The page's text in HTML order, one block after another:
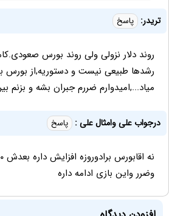
تریدر: پاسخ
روند دلار نزولی ولی روند بورس
رشدها طبیعی نیست و دستوریه,از بورس
میاد...,امیدوارم ضررم جبران بشه و بزنم
درجواب علی وامثال علی : پاسخ
وضرر واین بازی ادامه داره